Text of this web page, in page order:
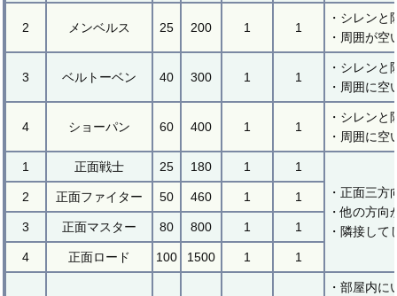
2 メンベルス 25 200 1 1
・シレン
・周囲が
3 ベルトーベン 40 300 1 1
・シレン
・周囲に
4 ショーパン 60 400 1 1
・シレン
・周囲に
1 正面戦士 25 180 1
1
・正面三
・他の方
・隣接し
2 正面ファイター 50 460 1 1
3 正面マスター 80 800 1 1
4 正面ロード 100 1500 1 1
・部屋内に